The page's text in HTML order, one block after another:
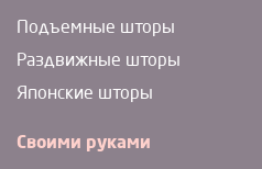
Подъемные шторы
Раздвижные шторы
Японские шторы
Своими руками